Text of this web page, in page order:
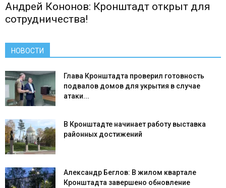
Андрей Кононов: Кронштадт открыт для
сотрудничества!
НОВОСТИ
Глава Кронштадта проверил готовность
подвалов домов для укрытия в случае
атаки...
В Кронштадте начинает работу выставка
районных достижений
Александр Беглов: В жилом квартале
Кронштадта завершено обновление